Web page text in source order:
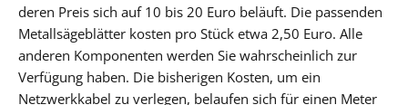
deren Preis sich auf 10 bis 20 Euro beläuft. Die passenden
Metallsägeblätter kosten pro Stück etwa 2,50 Euro. Alle
anderen Komponenten werden Sie wahrscheinlich zur
Verfügung haben. Die bisherigen Kosten, um ein
Netzwerkkabel zu verlegen, belaufen sich für einen Meter